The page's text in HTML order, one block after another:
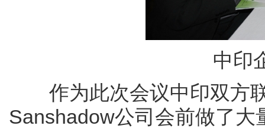
中印
作为此次会议中印双方联
Sanshadow公司会前做了